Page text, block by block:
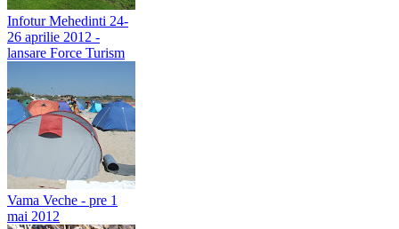
Infotur Mehedinti 24-
26 aprilie 2012 -
lansare Force Turism
Vama Veche - pre 1
mai 2012